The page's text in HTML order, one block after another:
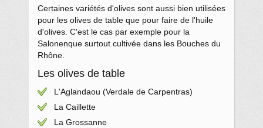
Certaines variétés d'olives sont aussi bien utilisées
pour les olives de table que pour faire de l'huile
d'olives. C'est le cas par exemple pour la
Salonenque surtout cultivée dans les Bouches du
Rhône.
Les olives de table
L'Aglandaou (Verdale de Carpentras)
La Caillette
La Grossanne